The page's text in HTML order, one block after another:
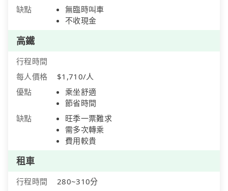
缺點
無臨時叫車
不收現金
高鐵
行程時間
每人價格
$1,710/人
優點
乘坐舒適
節省時間
缺點
旺季一票難求
需多次轉乘
費用較貴
租車
行程時間
280~310分